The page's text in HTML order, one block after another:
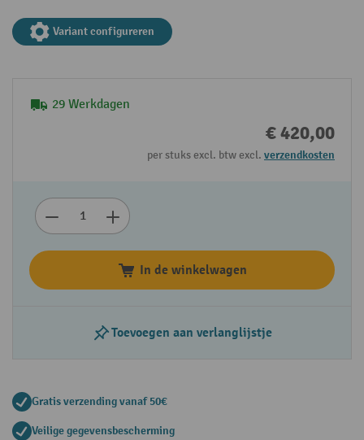
Variant configureren
29 Werkdagen
€ 420,00
per stuks excl. btw excl. verzendkosten
In de winkelwagen
Toevoegen aan verlanglijstje
Gratis verzending vanaf 50€
Veilige gegevensbescherming